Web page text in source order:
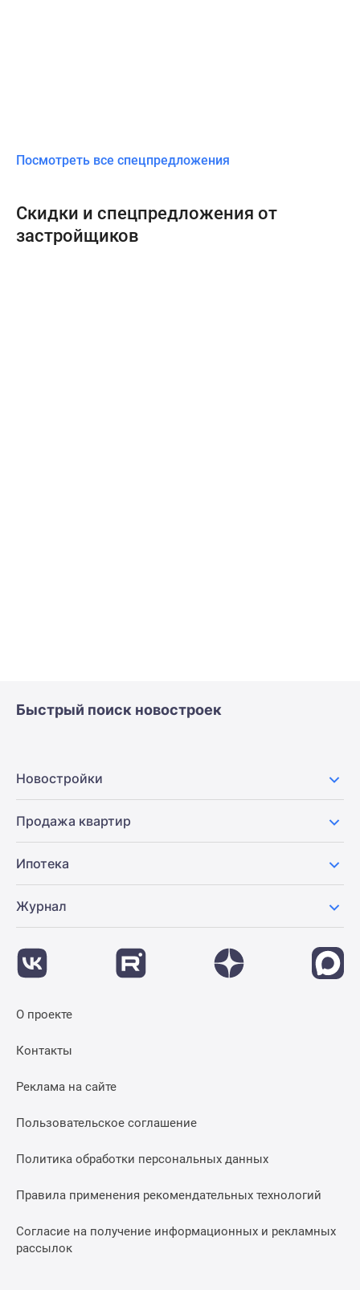
Посмотреть все спецпредложения
Скидки и спецпредложения от
застройщиков
Быстрый поиск новостроек
Новостройки
Продажа квартир
Ипотека
Журнал
О проекте
Контакты
Реклама на сайте
Пользовательское соглашение
Политика обработки персональных данных
Правила применения рекомендательных технологий
Согласие на получение информационных и рекламных
рассылок